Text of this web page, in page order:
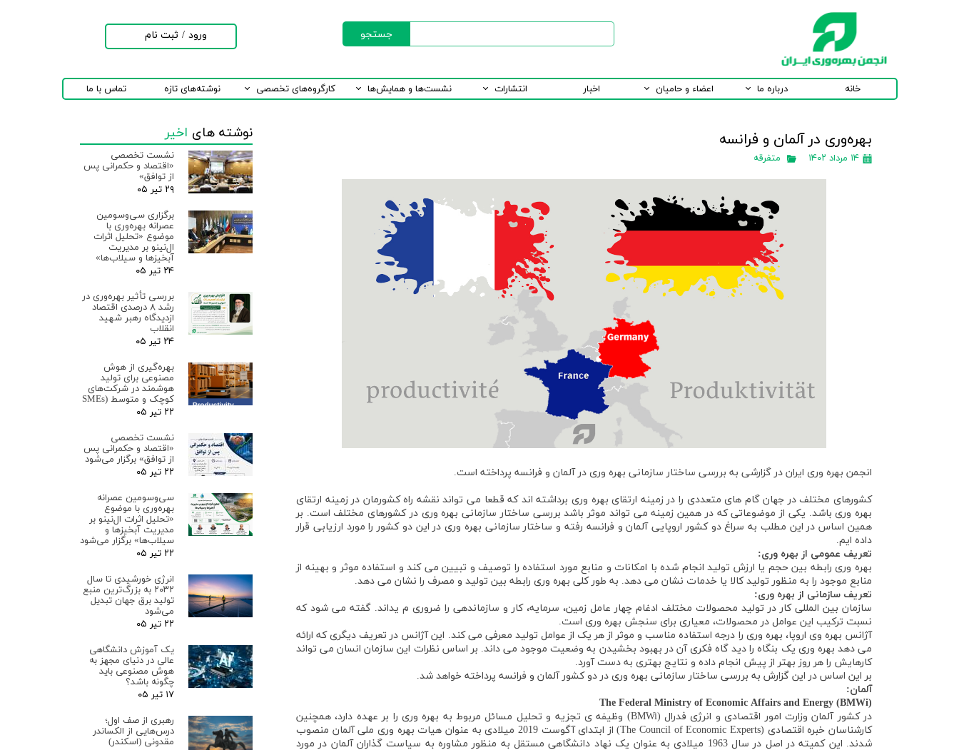
خانه درباره ما اعضاء و حامیان اخبار انتشارات نشست‌ها و همایش‌ها کارگروه‌های تخصصی نوشته‌های تازه تماس با ما
جستجو ورود / ثبت نام
تغییر گذر واژه
خروج از حساب
کاربری
بهره‌وری در آلمان و فرانسه
۱۴ مرداد ۱۴۰۲ متفرقه
انجمن بهره وری ایران در گزارشی به بررسی ساختار سازمانی بهره وری در آلمان و فرانسه پرداخته است.
کشورهای مختلف در جهان گام های متعددی را در زمینه ارتقای بهره وری برداشته اند که قطعا می تواند نقشه راه کشورمان در زمینه ارتقای
بهره وری باشد. یکی از موضوعاتی که در همین زمینه می تواند موثر باشد بررسی ساختار سازمانی بهره وری در کشورهای مختلف است. بر
همین اساس در این مطلب به سراغ دو کشور اروپایی آلمان و فرانسه رفته و ساختار سازمانی بهره وری در این دو کشور را مورد ارزیابی قرار
داده ایم.
تعریف عمومی از بهره وری:
بهره وری رابطه بین حجم یا ارزش تولید انجام شده با امکانات و منابع مورد استفاده را توصیف و تبیین می کند و استفاده موثر و بهینه از
منابع موجود را به منظور تولید کالا یا خدمات نشان می دهد. به طور کلی بهره وری رابطه بین تولید و مصرف را نشان می دهد.
تعریف سازمانی از بهره وری:
سازمان بین المللی کار در تولید محصولات مختلف ادغام چهار عامل زمین، سرمایه، کار و سازماندهی را ضروری م یداند. گفته می شود که
نسبت ترکیب این عوامل در محصولات، معیاری برای سنجش بهره وری است.
آژانس بهره وی اروپا، بهره وری را درجه استفاده مناسب و موثر از هر یک از عوامل تولید معرفی می کند. این آژانس در تعریف دیگری که ارائه
می دهد بهره وری یک بنگاه را دید گاه فکری آن در بهبود بخشیدن به وضعیت موجود می داند. بر اساس نظرات این سازمان انسان می تواند
کارهایش را هر روز بهتر از پیش انجام داده و نتایج بهتری به دست آورد.
بر این اساس در این گزارش به بررسی ساختار سازمانی بهره وری در دو کشور آلمان و فرانسه پرداخته خواهد شد.
آلمان:
The Federal Ministry of Economic Affairs and Energy (BMWi)
در کشور آلمان وزارت امور اقتصادی و انرژی فدرال (BMWi) وظیفه ی تجزیه و تحلیل مسائل مربوط به بهره وری را بر عهده دارد، همچنین
کارشناسان خبره اقتصادی (The Council of Economic Experts) از ابتدای آگوست 2019 میلادی به عنوان هیات بهره وری ملی آلمان منصوب
شدند. این کمیته در اصل در سال 1963 میلادی به عنوان یک نهاد دانشگاهی مستقل به منظور مشاوره به سیاست گذاران آلمان در مورد
نوشته های اخیر
نشست تخصصی
«اقتصاد و حکمرانی پس
از توافق»
۲۹ تیر ۰۵
برگزاری سی‌وسومین
عصرانه بهره‌وری با
موضوع «تحلیل اثرات
ال‌نینو بر مدیریت
آبخیزها و سیلاب‌ها»
۲۴ تیر ۰۵
بررسی تأثیر بهره‌وری در
رشد ۸ درصدی اقتصاد
ازدیدگاه رهبر شهید
انقلاب
۲۴ تیر ۰۵
بهره‌گیری از هوش
مصنوعی برای تولید
هوشمند در شرکت‌های
کوچک و متوسط (SMEs
۲۲ تیر ۰۵
نشست تخصصی
«اقتصاد و حکمرانی پس
از توافق» برگزار می‌شود
۲۲ تیر ۰۵
سی‌وسومین عصرانه
بهره‌وری با موضوع
«تحلیل اثرات ال‌نینو بر
مدیریت آبخیزها و
سیلاب‌ها» برگزار می‌شود
۲۲ تیر ۰۵
انرژی خورشیدی تا سال
۲۰۳۲ به بزرگ‌ترین منبع
تولید برق جهان تبدیل
می‌شود
۲۲ تیر ۰۵
یک آموزش دانشگاهی
عالی در دنیای مجهز به
هوش مصنوعی باید
چگونه باشد؟
۱۷ تیر ۰۵
رهبری از صف اول؛
درس‌هایی از الکساندر
مقدونی (اسکندر)